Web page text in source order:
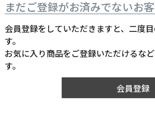
まだご登録がお済みでないお
会員登録をしていただきますと、二度
す。
お気に入り商品をご登録いただけるな
す。
会員登録